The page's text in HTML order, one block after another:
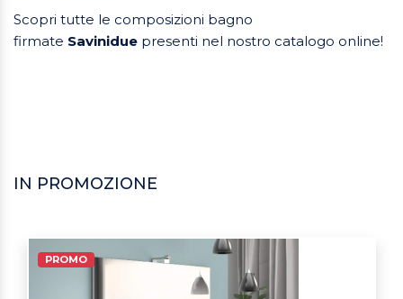
Scopri tutte le composizioni bagno
firmate Savinidue presenti nel nostro catalogo online!
IN PROMOZIONE
PROMO